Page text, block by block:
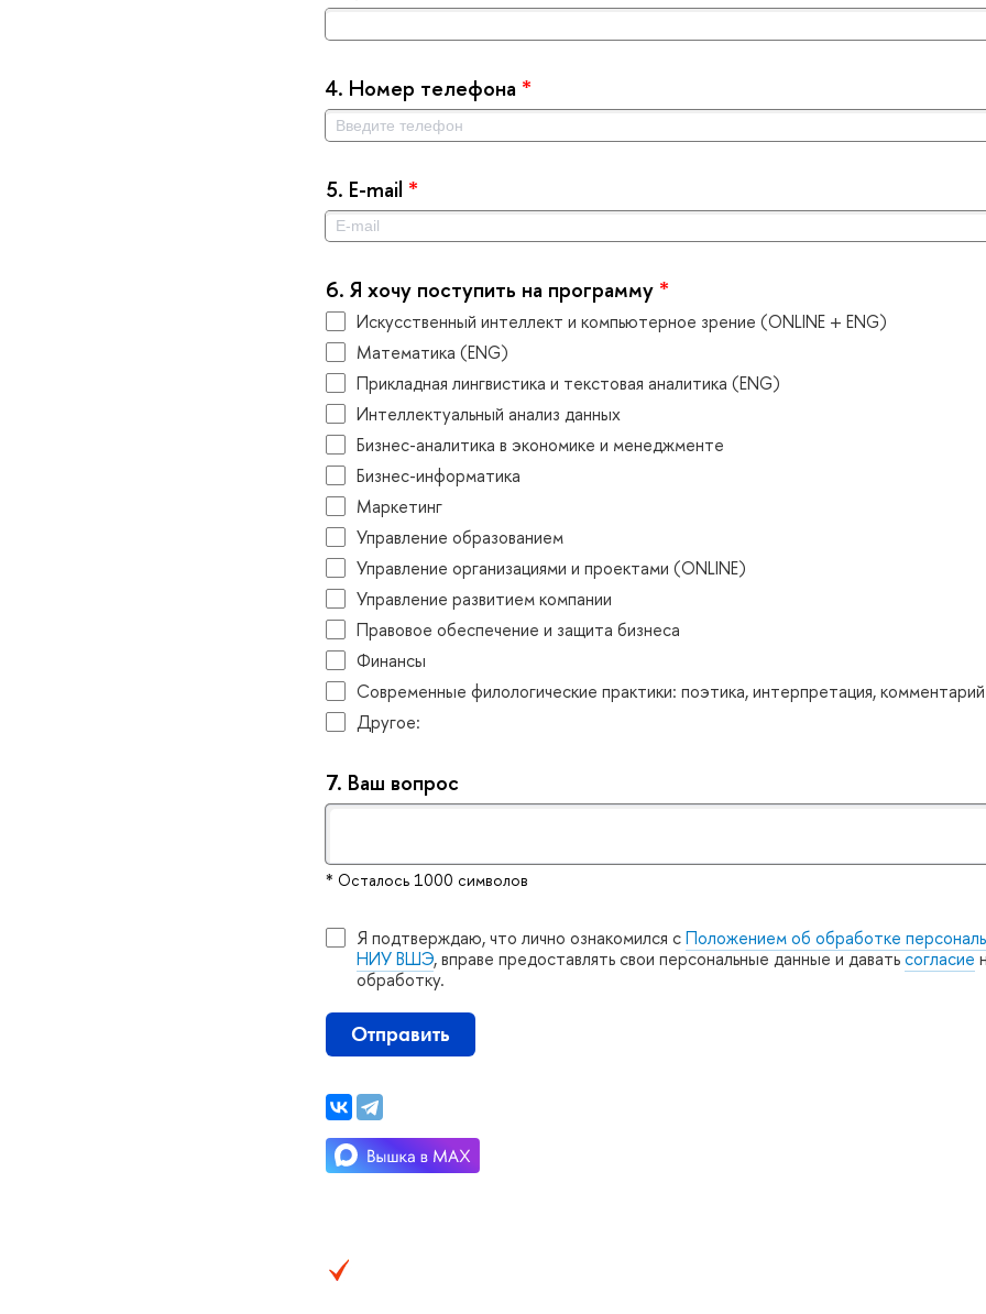
4. Номер телефона *
5. E-mail *
6. Я хочу поступить на программу *
Искусственный интеллект и компьютерное зрение (ONLINE + ENG)
Математика (ENG)
Прикладная лингвистика и текстовая аналитика (ENG)
Интеллектуальный анализ данных
Бизнес-аналитика в экономике и менеджменте
Бизнес-информатика
Маркетин
Управление образованием
Управление организациями и проектами (ONLINE)
Управление развитием компании
Правовое обеспечение и защита бизнеса
Финансы
Современные филологические практики: поэтика, интерпретация, комментарий
Другое:
7. аш вопрос
* Осталось 1000 символо
Я подтверждаю, что лично ознакомился сПоложением об обработке
НИУ ВШЭ, вправе предоставлять свои персональные данные и даватьсогласие
обработку.
Отправить